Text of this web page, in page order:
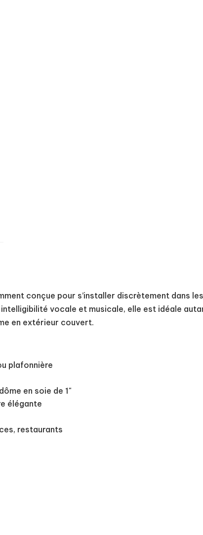
conçue pour s’installer discrètement dans
vocale et musicale, elle est idéale
en extérieur couvert.
plafonnière
en soie de 1"
élégante
restaurants